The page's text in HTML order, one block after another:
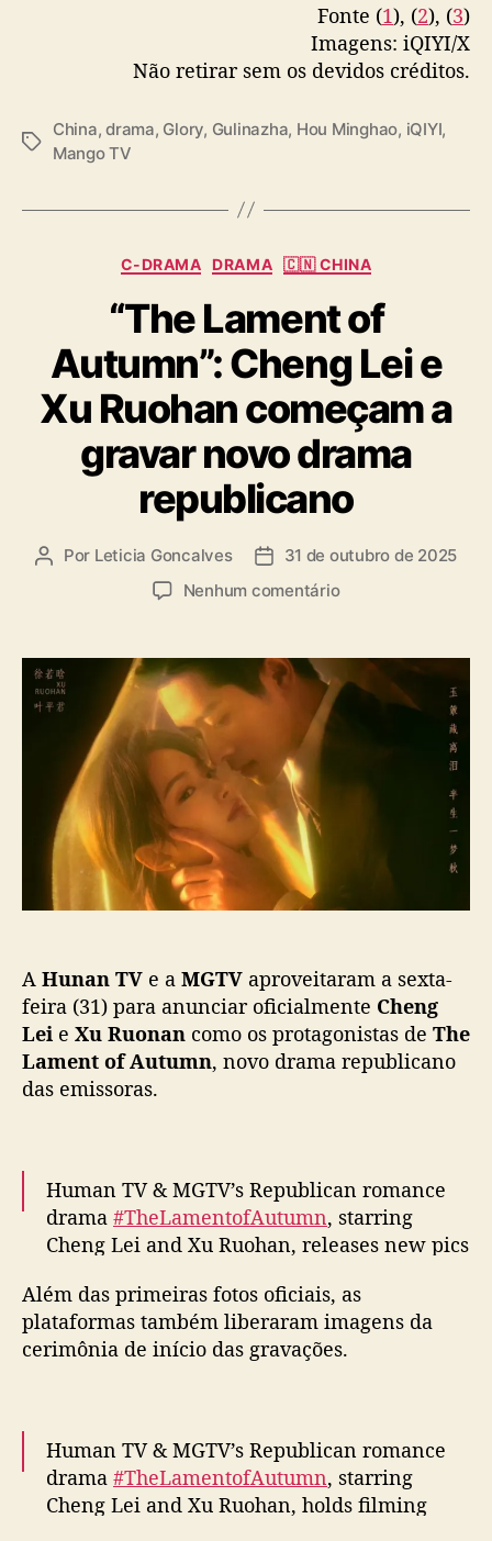
Fonte (1), (2), (3)
Imagens: iQIYI/X
Não retirar sem os devidos créditos.
T
s
China,drama, Glory, Gulinazha, Hou Minghao, iQIYI,
Mango TV
C
t
e
g
o
r
a
C-DRAMA DRAMA 🇨🇳 CHINA
“The Lament of
Autumn”: Cheng Lei e
Xu Ruohan começam a
gravar novo drama
republicano
A
r
d
o
Por Leticia Goncalves
D
d
e
p
i
c
a
31 de outubro de 2025
Nenhum comentárioe
T
h
f
t
u
”
n
g
L
i
e
u
h
a
n
A Hunan TV e a MGTV aproveitaram a sexta-
feira (31) para anunciar oficialmente Cheng
Lei e Xu Ruonan como os protagonistas de The
Lament of Autumn, novo drama republicano
das emissoras.
Human TV & MGTV’s Republican romance
drama #TheLamentofAutumn, starring
Cheng Lei and Xu Ruohan, releases new pics
pic.twitter.com/XXQ0QJPjxv
— cdrama tweets (@dramapotatoe)
Além das primeiras fotos oficiais, as
plataformas também liberaram imagens da
cerimônia de início das gravações.
Human TV & MGTV’s Republican romance
drama #TheLamentofAutumn, starring
Cheng Lei and Xu Ruohan, holds filming